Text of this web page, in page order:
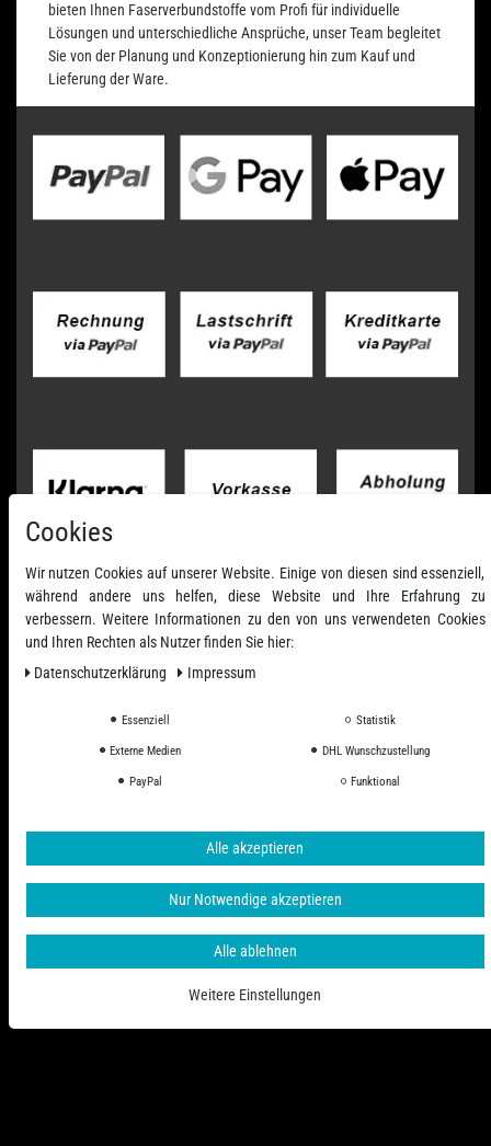
bieten Ihnen Faserverbundstoffe vom Profi für individuelle
Lösungen und unterschiedliche Ansprüche, unser Team begleitet
Sie von der Planung und Konzeptionierung hin zum Kauf und
Lieferung der Ware.
Cookies
Wir nutzen Cookies auf unserer Website. Einige von diesen sind essenziell,
während andere uns helfen, diese Website und Ihre Erfahrung zu
verbessern. Weitere Informationen zu den von uns verwendeten Cookies
und Ihren Rechten als Nutzer finden Sie hier:
Daten­schutz­erklärung
Impressum
Essenziell Statistik
Externe Medien DHL Wunschzustellung
PayPal Funktional
Alle akzeptieren
Nur Notwendige akzeptieren
Alle ablehnen
Weitere Einstellungen